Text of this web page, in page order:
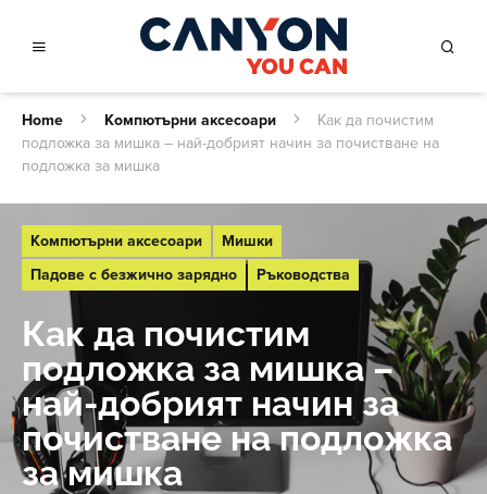
Home Компютърни аксесоари
Как да почистим
подложка за мишка – най-добрият начин за почистване на
подложка за мишка
Компютърни аксесоари
Мишки
Падове с безжично зарядно
Ръководства
Как да почистим
подложка за мишка –
най-добрият начин за
почистване на подложка
за мишка